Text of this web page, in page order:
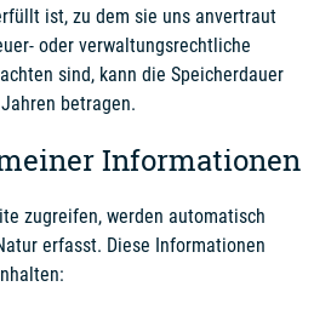
ist, zu dem sie uns anvertraut
oder verwaltungsrechtliche
sind, kann die Speicherdauer
betragen.
Informationen
zugreifen, werden automatisch
erfasst. Diese Informationen